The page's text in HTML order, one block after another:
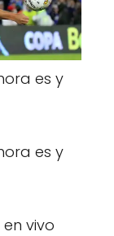
es y
es y
vivo